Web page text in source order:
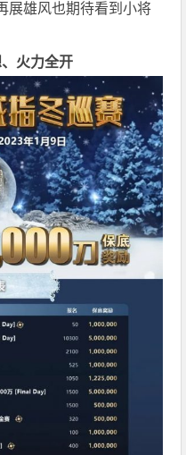
展雄风也期待看到小将
火力全开